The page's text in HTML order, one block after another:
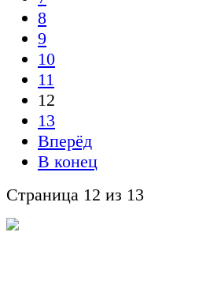
8
9
10
11
12
13
Вперёд
В конец
Страница 12 из 13